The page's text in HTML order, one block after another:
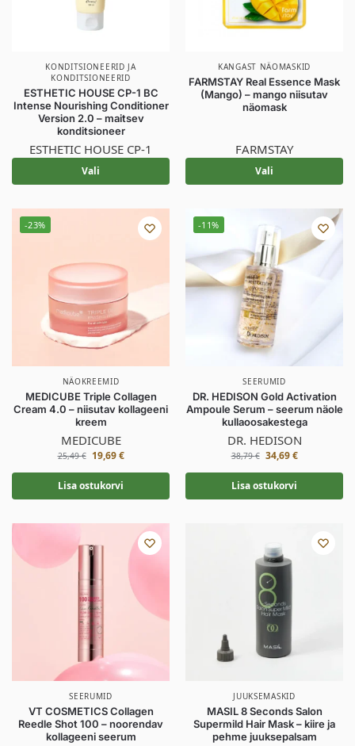
KONDITSIONEERID JA
KONDITSIONEERID
ESTHETIC HOUSE CP-1 BC
Intense Nourishing Conditioner
Version 2.0 – maitsev
konditsioneer
ESTHETIC HOUSE CP-1
Vali
KANGAST NÄOMASKID
FARMSTAY Real Essence Mask
(Mango) – mango niisutav
näomask
FARMSTAY
Vali
-23%
NÄOKREEMID
MEDICUBE Triple Collagen
Cream 4.0 – niisutav kollageeni
kreem
MEDICUBE
25,49€ 19,69€
Lisa ostukorvi
-11%
SEERUMID
DR. HEDISON Gold Activation
Ampoule Serum – seerum näole
kullaoosakestega
DR. HEDISON
38,79€ 34,69€
Lisa ostukorvi
SEERUMID
VT COSMETICS Collagen
Reedle Shot 100 – noorendav
kollageeni seerum
JUUKSEMASKID
MASIL 8 Seconds Salon
Supermild Hair Mask – kiire ja
pehme juuksepalsam